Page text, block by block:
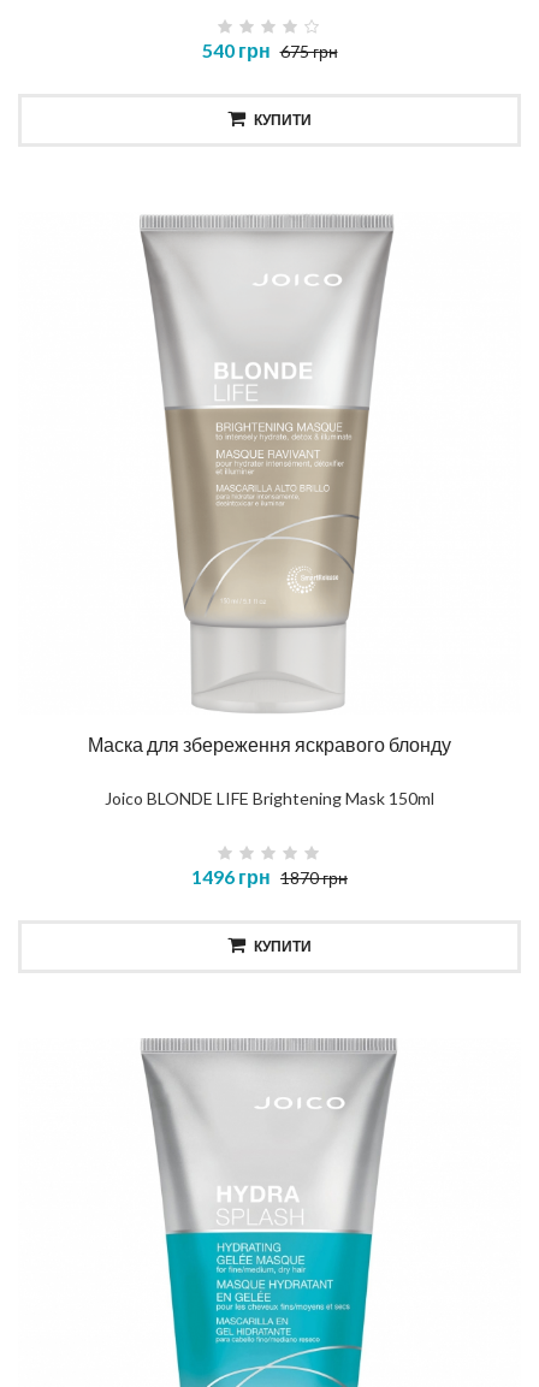
540 грн 675 грн
КУПИТИ
Маска для збереження яскравого блонду
Joico BLONDE LIFE Brightening Mask 150ml
1496 грн 1870 грн
КУПИТИ